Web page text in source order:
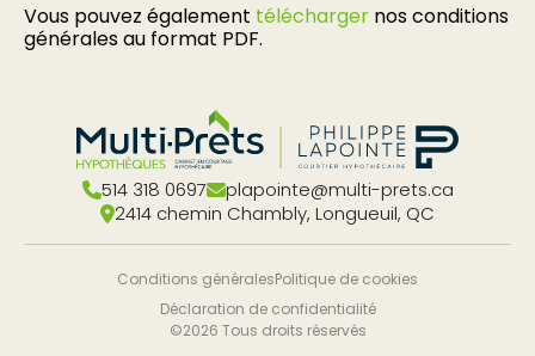
Vous pouvez également télécharger nos conditions
générales au format PDF.
514 318 0697
plapointe@multi-prets.ca
2414 chemin Chambly, Longueuil, QC
©2026 Tous droits réservés
Conditions généralesPolitique de cookies
Déclaration de confidentialité